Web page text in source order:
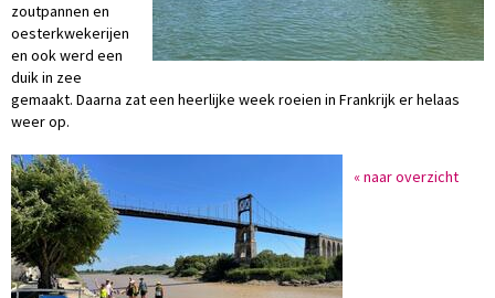
zoutpannen en
oesterkwekerijen
en ook werd een
duik in zee
gemaakt. Daarna zat een heerlijke week roeien in Frankrijk er helaas
weer op.
« naar overzicht